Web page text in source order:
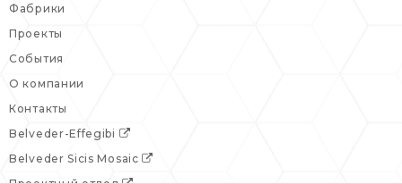
Фабрики
Проекты
События
О компании
Контакты
Belveder-Effegibi
Belveder Sicis Mosaic